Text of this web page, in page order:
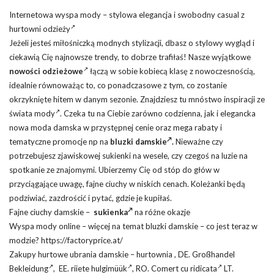
Internetowa wyspa mody – stylowa elegancja i swobodny casual z
hurtowni odzieży
Jeżeli jesteś miłośniczką modnych stylizacji, dbasz o stylowy wygląd i
ciekawią Cię najnowsze trendy, to dobrze trafiłaś! Nasze wyjątkowe
nowości odzieżowe
łączą w sobie kobiecą klasę z nowoczesnością,
idealnie równoważąc to, co ponadczasowe z tym, co zostanie
okrzyknięte hitem w danym sezonie. Znajdziesz tu mnóstwo inspiracji ze
świata mody . Czeka tu na Ciebie zarówno codzienna, jak i elegancka
nowa moda damska w przystępnej cenie oraz mega rabaty i
tematyczne promocje np na bluzki damskie .Nieważne czy
potrzebujesz zjawiskowej sukienki na wesele, czy czegoś na luzie na
spotkanie ze znajomymi. Ubierzemy Cię od stóp do głów w
przyciągające uwagę, fajne ciuchy w niskich cenach. Koleżanki będą
podziwiać, zazdrościć i pytać, gdzie je kupiłaś.
Fajne ciuchy damskie – sukienka
na różne okazje
Wyspa mody online – więcej na temat bluzki damskie – co jest teraz w
modzie? https://factoryprice.at/
Zakupy hurtowe ubrania damskie – hurtownia , DE. Großhandel
Bekleidung , EE. riiete hulgimüük , RO. Comert cu ridicata
LT.